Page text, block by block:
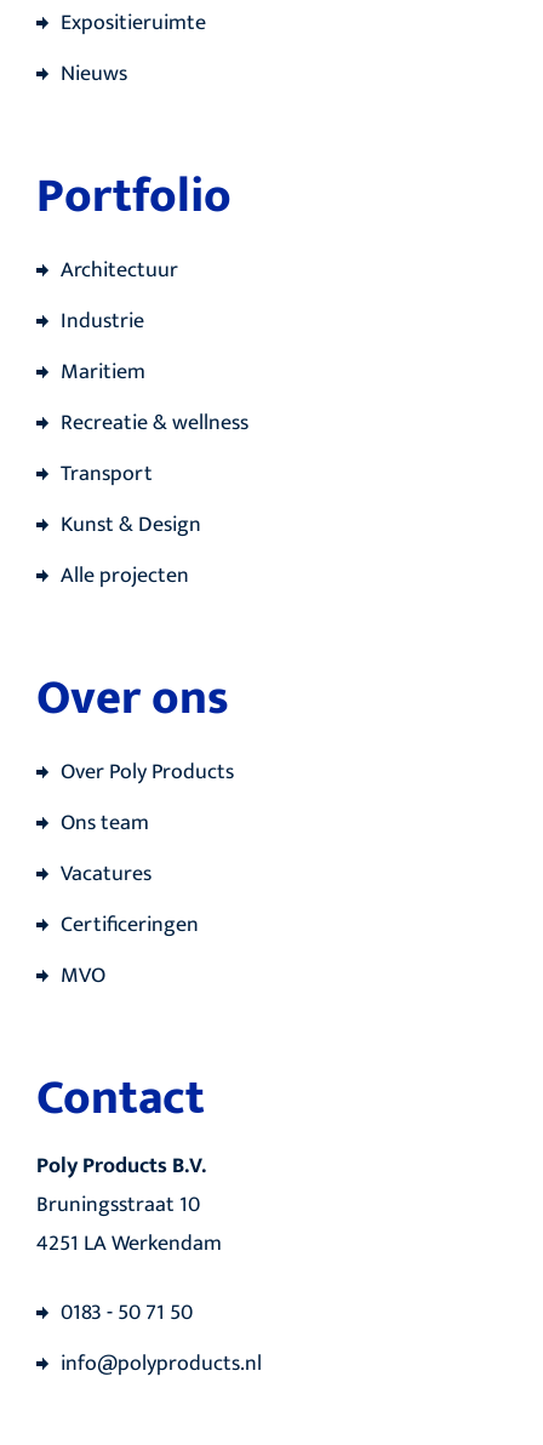
Expositieruimte
Nieuws
Portfolio
Architectuur
Industrie
Maritiem
Recreatie & wellness
Transport
Kunst & Design
Alle projecten
Over ons
Over Poly Products
Ons team
Vacatures
Certificeringen
MVO
Contact
Poly Products B.V.
Bruningsstraat 10
4251 LA Werkendam
0183 - 50 71 50
info@polyproducts.nl